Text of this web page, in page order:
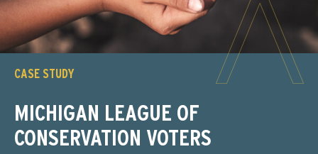
CASE STUDY
MICHIGAN LEAGUE OF
CONSERVATION VOTERS